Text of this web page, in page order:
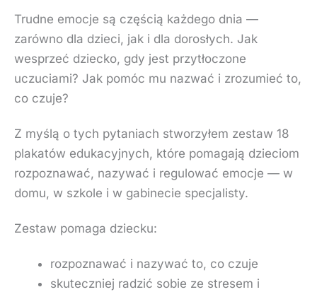
Trudne emocje są częścią każdego dnia —
zarówno dla dzieci, jak i dla dorosłych. Jak
wesprzeć dziecko, gdy jest przytłoczone
uczuciami? Jak pomóc mu nazwać i zrozumieć to,
co czuje?
Z myślą o tych pytaniach stworzyłem zestaw 18
plakatów edukacyjnych, które pomagają dzieciom
rozpoznawać, nazywać i regulować emocje — w
domu, w szkole i w gabinecie specjalisty.
Zestaw pomaga dziecku:
rozpoznawać i nazywać to, co czuje
skuteczniej radzić sobie ze stresem i